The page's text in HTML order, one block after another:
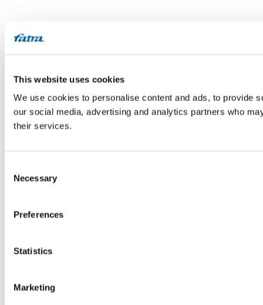
This website uses cookies
We use cookies to personalise content and ads, to provide
our social media, advertising and analytics partners who
their services.
Selection
Necessary
Preferences
Statistics
Marketing